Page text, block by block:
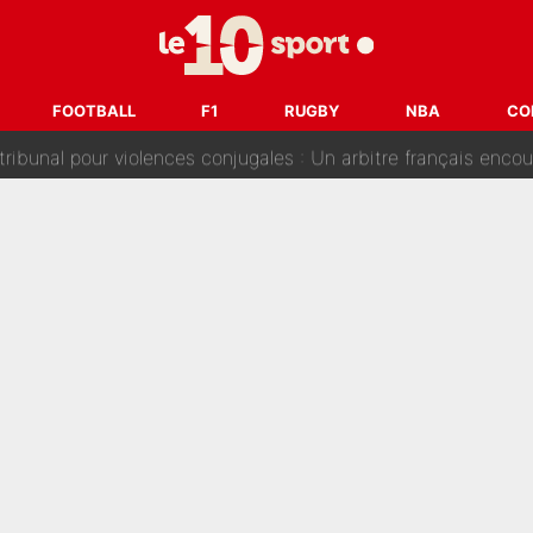
FOOTBALL F1 RUGBY NBA
: «Ils n’étaient pas proches», les confidences d’un membre de l’équipe
Pablo Longoria : Quelques semaines après son départ, l'ancien
pour violences conjugales : Un arbitre français